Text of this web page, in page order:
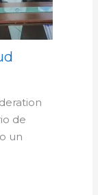
de
un